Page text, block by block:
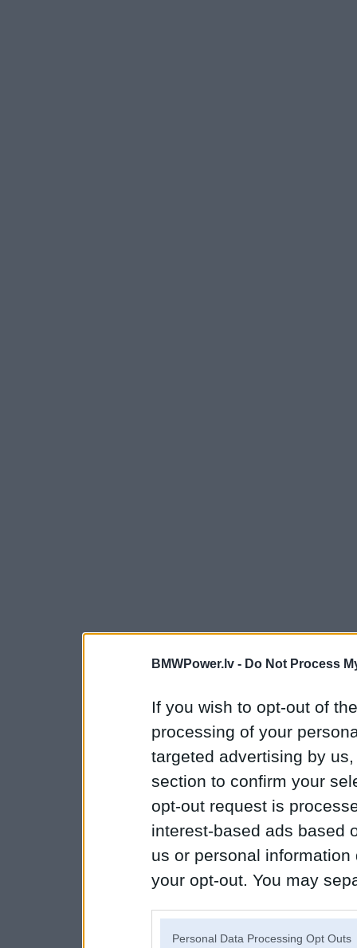
BMWPower.lv - Do Not Process
If you wish to opt-out of
processing of your
targeted advertising by
section to confirm your
opt-out request is
interest-based ads based
us or personal
your opt-out. You may
Personal Data Processing Opt Outs